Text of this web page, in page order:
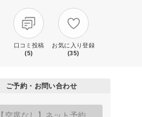
口コミ投稿
(5)
お気に入り登録
(35)
ご予約・お問い合わせ
【空席なし】ネット予約